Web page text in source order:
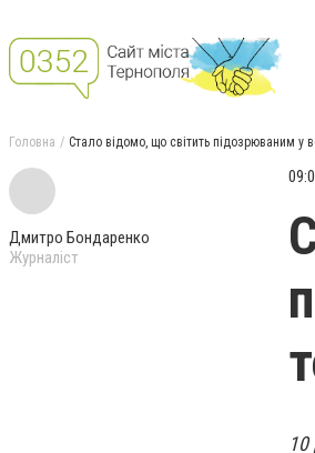
Головна Стало відомо, що світить підозрюваним у
Дмитро Бондаренко
Журналіст